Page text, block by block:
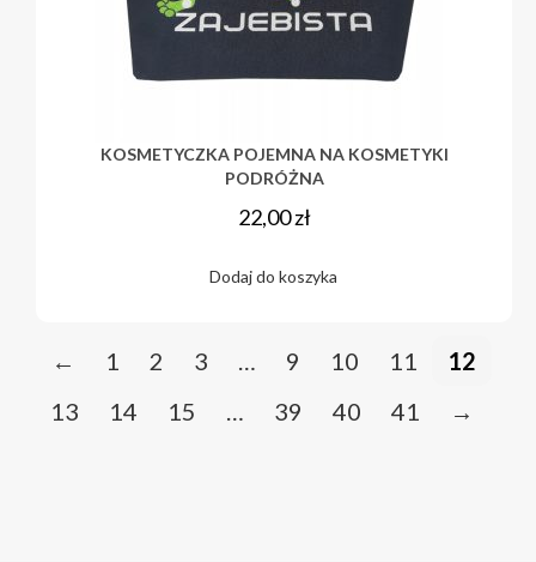
KOSMETYCZKA POJEMNA NA KOSMETYKI
PODRÓŻNA
22,00zł
Dodaj do koszyka
← 1 2 3 9 10 11
12
13
14 15 39 40 41 →